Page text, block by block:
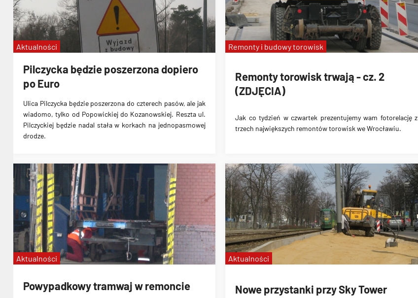
Pilczycka będzie poszerzona dopiero
po Euro
Ulica Pilczycka będzie poszerzona do czterech pasów, ale jak
wiadomo, tylko od Popowickiej do Kozanowskiej. Reszta ul.
Pilczyckiej będzie nadal stała w korkach na jednopasmowej
drodze.
Aktualności
Remonty torowisk trwają - cz. 2
(ZDJĘCIA)
Jak co tydzień w czwartek prezentujemy wam fotorelację z
trzech największych remontów torowisk we Wrocławiu.
Remonty i budowy torowisk
Powypadkowy tramwaj w remoncie
Aktualności
Nowe przystanki przy Sky Tower
Aktualności